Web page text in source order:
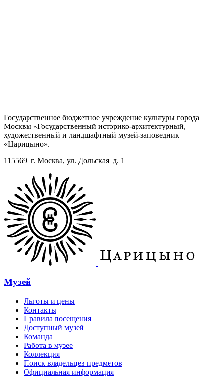
Государственное бюджетное учреждение культуры города
Москвы «Государственный историко-архитектурный,
художественный и ландшафтный музей-заповедник
«Царицыно».
115569, г. Москва, ул. Дольская, д. 1
Музей
Льготы и цены
Контакты
Правила посещения
Доступный музей
Команда
Работа в музее
Коллекция
Поиск владельцев предметов
Официальная информация